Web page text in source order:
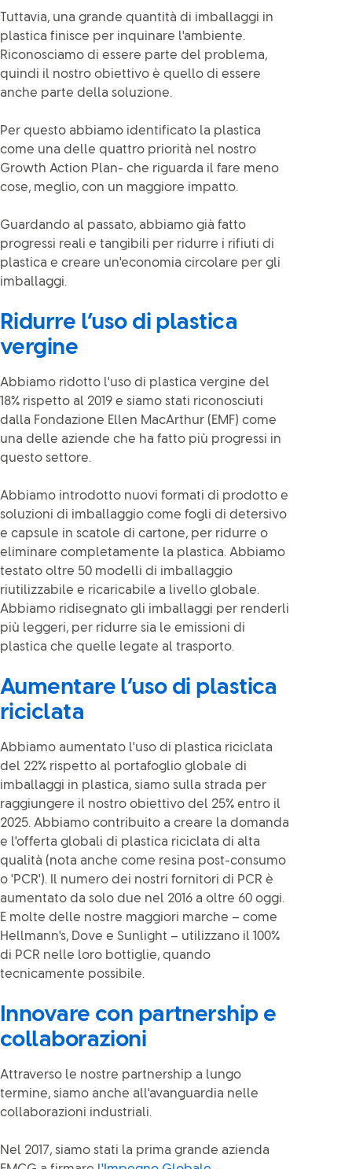
Tuttavia, una grande quantità di imballaggi in
plastica finisce per inquinare l'ambiente.
Riconosciamo di essere parte del problema,
quindi il nostro obiettivo è quello di essere
anche parte della soluzione.
Per questo abbiamo identificato la plastica
come una delle quattro priorità nel nostro
Growth Action Plan- che riguarda il fare meno
cose, meglio, con un maggiore impatto.
Guardando al passato, abbiamo già fatto
progressi reali e tangibili per ridurre i rifiuti di
plastica e creare un'economia circolare per gli
imballaggi.
Ridurre l’uso di plastica
vergine
Abbiamo ridotto l'uso di plastica vergine del
18% rispetto al 2019 e siamo stati riconosciuti
dalla Fondazione Ellen MacArthur (EMF) come
una delle aziende che ha fatto più progressi in
questo settore.
Abbiamo introdotto nuovi formati di prodotto e
soluzioni di imballaggio come fogli di detersivo
e capsule in scatole di cartone, per ridurre o
eliminare completamente la plastica. Abbiamo
testato oltre 50 modelli di imballaggio
riutilizzabile e ricaricabile a livello globale.
Abbiamo ridisegnato gli imballaggi per renderli
più leggeri, per ridurre sia le emissioni di
plastica che quelle legate al trasporto.
Aumentare l’uso di plastica
riciclata
Abbiamo aumentato l'uso di plastica riciclata
del 22% rispetto al portafoglio globale di
imballaggi in plastica, siamo sulla strada per
raggiungere il nostro obiettivo del 25% entro il
2025. Abbiamo contribuito a creare la domanda
e l'offerta globali di plastica riciclata di alta
qualità (nota anche come resina post-consumo
o 'PCR'). Il numero dei nostri fornitori di PCR è
aumentato da solo due nel 2016 a oltre 60 oggi.
E molte delle nostre maggiori marche – come
Hellmann's, Dove e Sunlight – utilizzano il 100%
di PCR nelle loro bottiglie, quando
tecnicamente possibile.
Innovare con partnership e
collaborazioni
Attraverso le nostre partnership a lungo
termine, siamo anche all'avanguardia nelle
collaborazioni industriali.
Nel 2017, siamo stati la prima grande azienda